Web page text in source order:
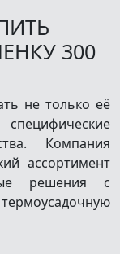
300
не только её
Компания
ассортимент
решения с